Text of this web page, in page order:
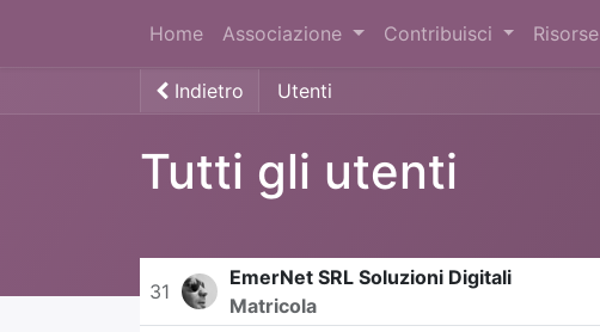
Home Associazione Contribuisci Risorse
Indietro Utenti
Tutti gli utenti
31
EmerNet SRL Soluzioni Digitali
Matricola